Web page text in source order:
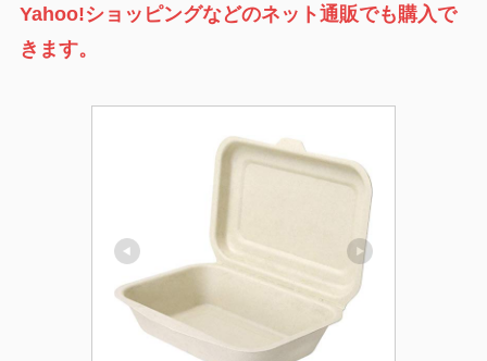
Yahoo!ショッピングなどのネット通販でも購入で
きます。